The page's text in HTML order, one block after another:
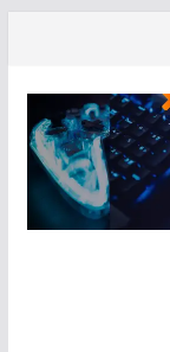
contenido